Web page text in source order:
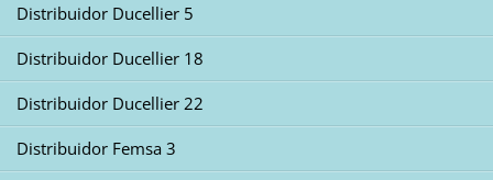
Distribuidor Ducellier 5
Distribuidor Ducellier 18
Distribuidor Ducellier 22
Distribuidor Femsa 3